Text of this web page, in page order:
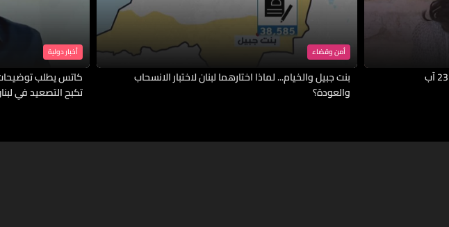
أمن وقضاء
بنت جبيل والخيام... لماذا اختارهما لبنان لاختبار الانسحاب
والعودة؟
أخبار دولية
كاتس يطلب
تكبح التصعيد في